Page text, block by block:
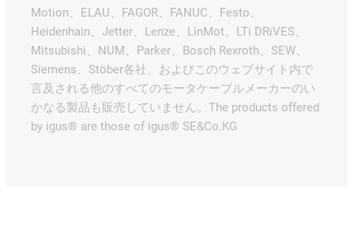
Motion、ELAU、FAGOR、FANUC、Festo、
Heidenhain、Jetter、Lenze、LinMot、LTi DRiVES、
Mitsubishi、NUM、Parker、Bosch Rexroth、SEW、
Siemens、Stöber各社、およびこのウェブサイト内で
言及される他のすべてのモータケーブルメーカーのい
かなる製品も販売していません。The products offered
by igus® are those of igus® SE&Co.KG